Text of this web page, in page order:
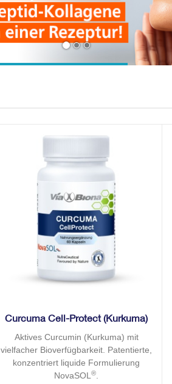
Curcuma Cell-Protect (Kurkuma)
Aktives Curcumin (Kurkuma) mit
vielfacher Bioverfügbarkeit. Patentierte,
konzentriert liquide Formulierung
NovaSOL®